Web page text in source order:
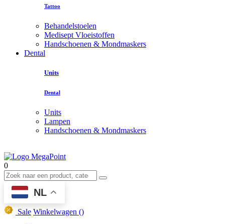
Tattoo
Behandelstoelen
Medisept Vloeistoffen
Handschoenen & Mondmaskers
Dental
Units
Dental
Units
Lampen
Handschoenen & Mondmaskers
0
NL
Sale Winkelwagen ()